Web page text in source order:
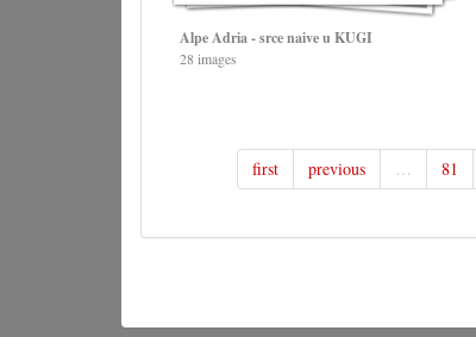
Alpe Adria - srce naive u KUGI
28 images
first previous … 81